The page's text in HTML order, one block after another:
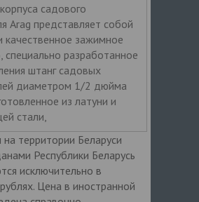
садового
Arag представляет собой
качественное зажимное
специально разработанное
штанг садовых
диаметром 1/2 дюйма
из латуни и
стали,
территории Беларуси
Республики Беларусь
исключительно в
Цена в иностранной